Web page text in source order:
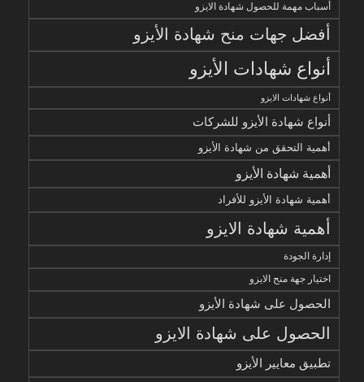
أسباب مهمة للحصول شهادة الايزو
أفضل جهات منح شهادة الأيزو
أنواع شهادات الأيزو
أنواع شهادات الايزو
أنواع شهادة الأيزو للشركات
أهمية التحقق من شهادة الأيزو
أهمية شهادة الأيزو
أهمية شهادة الأيزو للأفراد
أهمية شهادة الايزو
إدارة الجودة
اختيار جهة منح الايزو
الحصول على شهادة الأيزو
الحصول على شهادة الايزو
تطبيق معايير الأيزو